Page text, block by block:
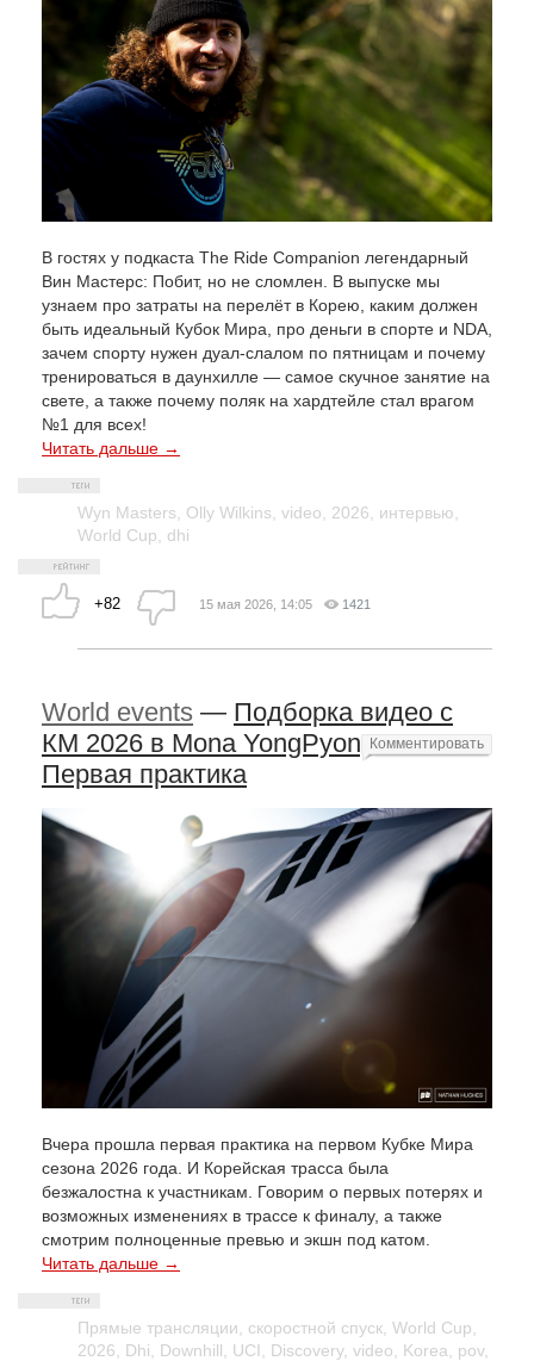
В гостях у подкаста The Ride Companion легендарный
Вин Мастерс: Побит, но не сломлен. В выпуске мы
узнаем про затраты на перелёт в Корею, каким должен
быть идеальный Кубок Мира, про деньги в спорте и NDA,
зачем спорту нужен дуал-слалом по пятницам и почему
тренироваться в даунхилле — самое скучное занятие на
свете, а также почему поляк на хардтейле стал врагом
№1 для всех!
Читать дальше →
Wyn Masters Olly Wilkins video 2026 интервью
World Cup
dhi
+82 15 мая 2026, 14:05 1421
World events — Подборка видео с
КМ 2026 в Mona YongPyong –
Первая практика
Вчера прошла первая практика на первом Кубке Мира
сезона 2026 года. И Корейская трасса была
безжалостна к участникам. Говорим о первых потерях и
возможных изменениях в трассе к финалу, а также
смотрим полноценные превью и экшн под катом.
Читать дальше →
Прямые трансляции скоростной спуск World Cup
2026
Dhi Downhill UCI Discovery, video Korea pov,
Комментировать